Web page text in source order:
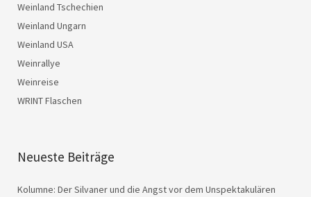
Weinland Tschechien
Weinland Ungarn
Weinland USA
Weinrallye
Weinreise
WRINT Flaschen
Neueste Beiträge
Kolumne: Der Silvaner und die Angst vor dem Unspektakulären